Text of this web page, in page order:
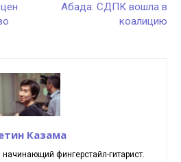
Абада: СДПК вошла в
коалицию
Казама
фингерстайл-гитарист.